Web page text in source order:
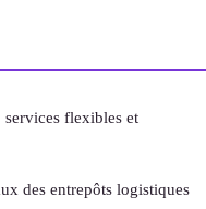
flexibles et
des entrepôts logistiques